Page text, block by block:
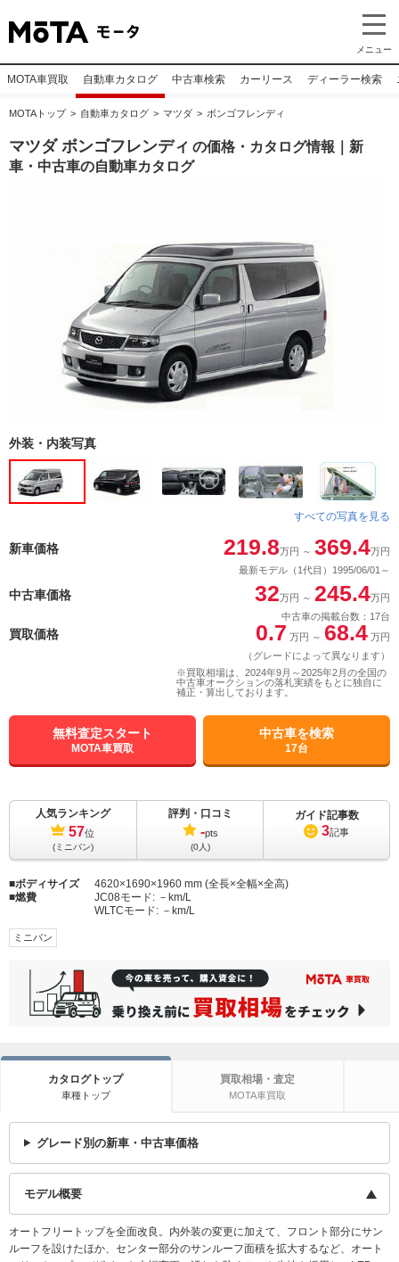
メニュー
MOTA車買取 自動車カタログ 中古車検索 カーリース ディーラー検索
MOTAトップ 自動車カタログ マツダ ボンゴフレンディ
マツダ ボンゴフレンディ の価格・カタログ情報｜新
車・中古車の自動車カタログ
外装・内装写真
すべての写真を見る
新車価格 219.8万円 ～ 369.4万円
最新モデル（1代目）1995/06/01～
中古車価格 32万円 ～ 245.4万円
中古車の掲載台数：17台
買取価格 0.7 万円 ～ 68.4 万円
（グレードによって異なります）
※買取相場は、2024年9月～2025年2月の全国の
中古車オークションの落札実績をもとに独自に
補正・算出しております。
無料査定スタート
MOTA車買取
中古車を検索
17台
人気ランキング
57位
(ミニバン)
評判・口コミ
-pts
(0人)
ガイド記事数
3記事
ボディサイズ
4620×1690×1960 mm (全長×全幅×全高)
燃費
JC08モード: －km/L
WLTCモード: －km/L
ミニバン
カタログトップ
車種トップ
買取相場・査定
MOTA車買取
グレード別の新車・中古車価格
モデル概要
オートフリートップを全面改良。内外装の変更に加えて、フロント部分にサン
ルーフを設けたほか、センター部分のサンルーフ面積を拡大するなど、オート